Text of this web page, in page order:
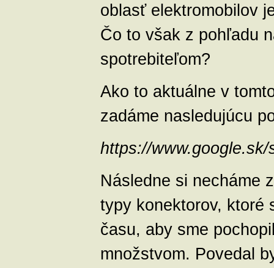
oblasť elektromobilov
Čo to však z pohľadu
spotrebiteľom?
Ako to aktuálne v
zadáme nasledujúcu
https://
Následne si necháme
typy konektorov, ktoré
času, aby sme
množstvom. Povedal